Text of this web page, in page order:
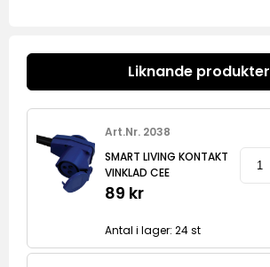
Liknande produkter
Art.Nr. 2038
SMART LIVING KONTAKT
VINKLAD CEE
89 kr
Antal i lager: 24 st